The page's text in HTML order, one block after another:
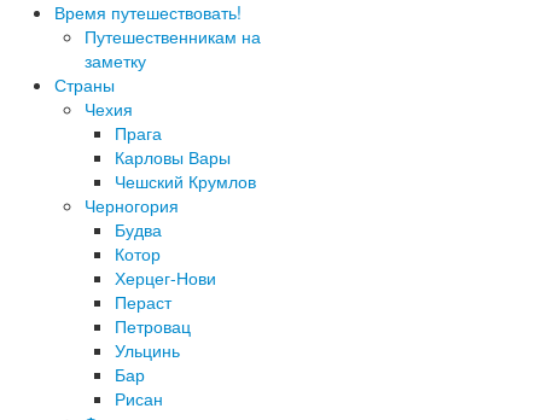
Время путешествовать!
Путешественникам на
заметку
Страны
Чехия
Прага
Карловы Вары
Чешский Крумлов
Черногория
Будва
Котор
Херцег-Нови
Пераст
Петровац
Ульцинь
Бар
Рисан